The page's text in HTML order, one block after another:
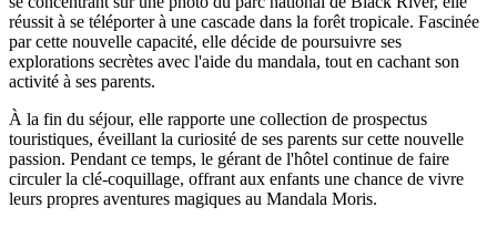
réussit à se téléporter à une cascade dans la forêt tropicale. Fascinée
par cette nouvelle capacité, elle décide de poursuivre ses
explorations secrètes avec l'aide du mandala, tout en cachant son
activité à ses parents.
À la fin du séjour, elle rapporte une collection de prospectus
touristiques, éveillant la curiosité de ses parents sur cette nouvelle
passion. Pendant ce temps, le gérant de l'hôtel continue de faire
circuler la clé-coquillage, offrant aux enfants une chance de vivre
leurs propres aventures magiques au Mandala Moris.